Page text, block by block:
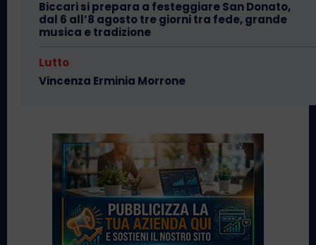
Biccari si prepara a festeggiare San Donato,
dal 6 all’8 agosto tre giorni tra fede, grande
musica e tradizione
Lutto
Vincenza Erminia Morrone